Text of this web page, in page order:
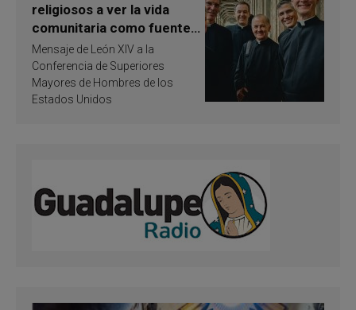
religiosos a ver la vida
comunitaria como fuente
de inspiración y
santificación
Mensaje de León XIV a la
Conferencia de Superiores
Mayores de Hombres de los
Estados Unidos